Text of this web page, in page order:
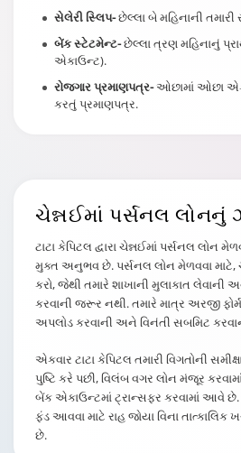
સેલેરી સ્લિપ-છેલ્લા બે મહિનાની તમારી
બેંક સ્ટેટમેન્ટ-છેલ્લા ત્રણ મહિનાનું
એકાઉન્ટ).
રોજગાર પ્રમાણપત્ર-ઓછામાં ઓછા એક
કરતું પ્રમાણપત્ર.
ચેન્નઈમાં પર્સનલલોનનું
ટાટા કેપિટલ દ્વારા ચેન્નઈમાં પર્સનલ
મુક્ત અનુભવ છે. પર્સનલ લોન મેળવવા
કરો, જેથી તમારે શાખાની મુલાકાત લેવાની
કરવાની જરૂર નથી. તમારે માત્ર અરજી
અપલોડ કરવાની અને વિનંતી સબમિટ
એકવાર ટાટા કેપિટલ તમારી વિગતોની
પુષ્ટિ કરે પછી, વિલંબ વગર લોન મંજૂર
બેંક એકાઉન્ટમાં ટ્રાન્સફર કરવામાં આવે
ફંડ આવવા માટે રાહ જોયા વિના તાત્કાલિક
છે.